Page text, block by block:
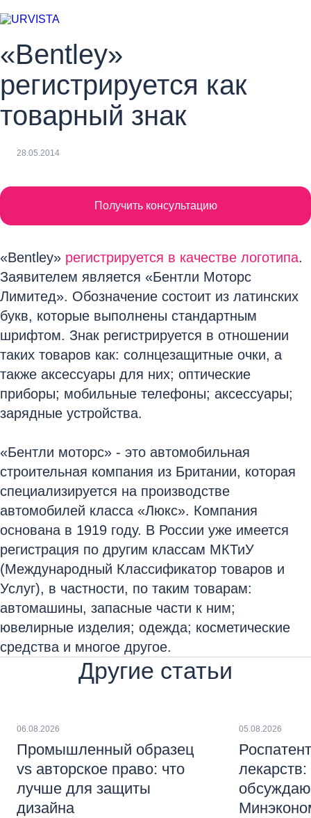
«Bentley»
регистрируется как
товарный знак
28.05.2014
Получить консультацию
«Bentley» регистрируется в качестве логотипа.
Заявителем является «Бентли Моторс
Лимитед». Обозначение состоит из латинских
букв, которые выполнены стандартным
шрифтом. Знак регистрируется в отношении
таких товаров как: солнцезащитные очки, а
также аксессуары для них; оптические
приборы; мобильные телефоны; аксессуары;
зарядные устройства.
«Бентли моторс» - это автомобильная
строительная компания из Британии, которая
специализируется на производстве
автомобилей класса «Люкс». Компания
основана в 1919 году. В России уже имеется
регистрация по другим классам МКТиУ
(Международный Классификатор товаров и
Услуг), в частности, по таким товарам:
автомашины, запасные части к ним;
ювелирные изделия; одежда; косметические
средства и многое другое.
Другие статьи
06.08.2026
Промышленный образец
vs авторское право: что
лучше для защиты
дизайна
05.08.2026
лекарств: